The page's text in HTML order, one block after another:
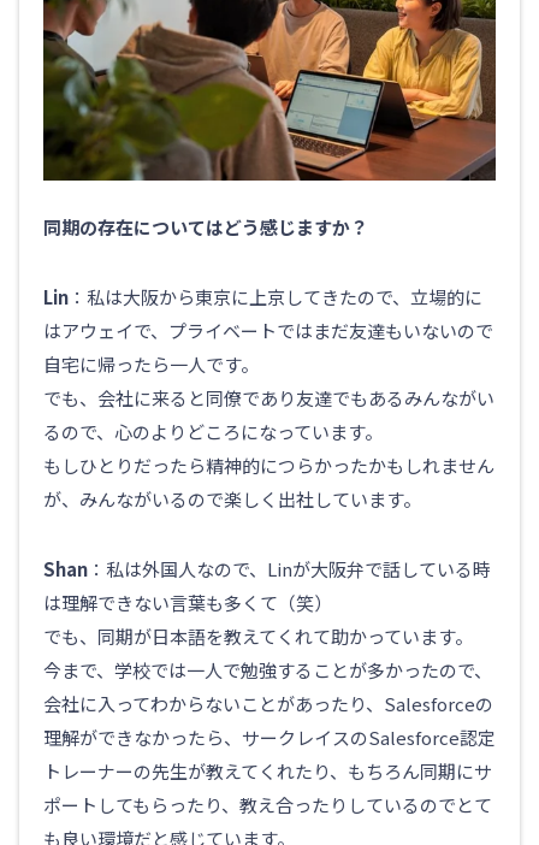
同期の存在についてはどう感じますか？
Lin ：私は大阪から東京に上京してきたので、立場的に
はアウェイで、プライベートではまだ友達もいないので
自宅に帰ったら一人です。
でも、会社に来ると同僚であり友達でもあるみんながい
るので、心のよりどころになっています。
もしひとりだったら精神的につらかったかもしれません
が、みんながいるので楽しく出社しています。
Shan ：私は外国人なので、Linが大阪弁で話している時
は理解できない言葉も多くて（笑）
でも、同期が日本語を教えてくれて助かっています。
今まで、学校では一人で勉強することが多かったので、
会社に入ってわからないことがあったり、Salesforceの
理解ができなかったら、サークレイスのSalesforce認定
トレーナーの先生が教えてくれたり、もちろん同期にサ
ポートしてもらったり、教え合ったりしているのでとて
も良い環境だと感じています。